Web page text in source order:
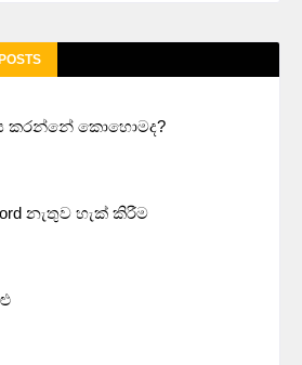
කරන්නේ කොහොමද?
නැතුව හැක් කිරීම